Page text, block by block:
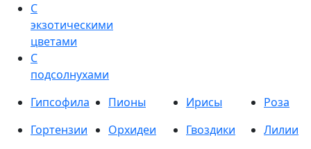
С
экзотическими
цветами
С
подсолнухами
Гипсофила
Пионы Ирисы
Роза
Гортензии
Орхидеи Гвоздики
Лилии